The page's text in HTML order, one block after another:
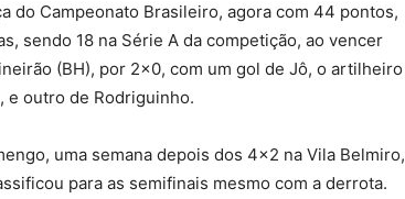
do Campeonato Brasileiro, agora com 44 pontos,
sendo 18 na Série A da competição, ao vencer
(BH), por 2×0, com um gol de Jô, o artilheiro
e outro de Rodriguinho.
uma semana depois dos 4×2 na Vila Belmiro,
para as semifinais mesmo com a derrota.